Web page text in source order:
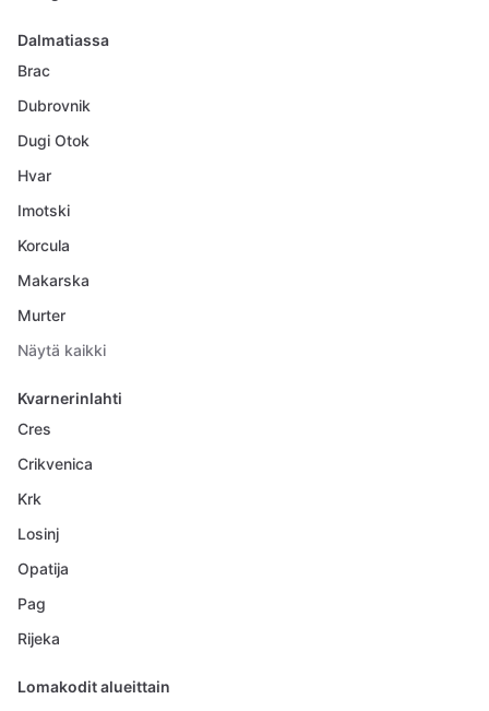
Dalmatiassa
Brac
Dubrovnik
Dugi Otok
Hvar
Imotski
Korcula
Makarska
Murter
Näytä kaikki
Kvarnerinlahti
Cres
Crikvenica
Krk
Losinj
Opatija
Pag
Rijeka
Lomakodit alueittain